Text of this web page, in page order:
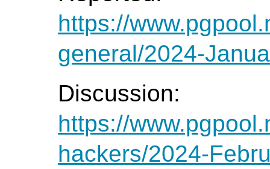
https://
general/2024-
Discussion:
https://
hackers/2024-